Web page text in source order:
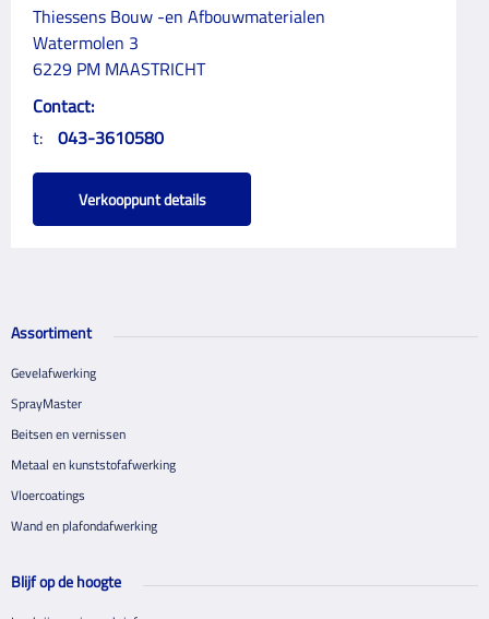
Thiessens Bouw -en Afbouwmaterialen
Watermolen 3
6229 PM MAASTRICHT
Contact:
t: 043-3610580
Verkooppunt details
Assortiment
Gevelafwerking
SprayMaster
Beitsen en vernissen
Metaal en kunststofafwerking
Vloercoatings
Wand en plafondafwerking
Blijf op de hoogte